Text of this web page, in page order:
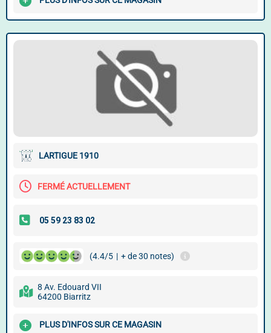
LARTIGUE 1910
FERMÉ ACTUELLEMENT
(4.4/5 | + de 30 notes)
8 Av. Edouard VII
64200 Biarritz
PLUS D'INFOS SUR CE MAGASIN